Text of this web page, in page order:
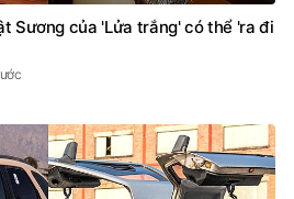
Sương của 'Lửa trắng' có thể 'ra đi